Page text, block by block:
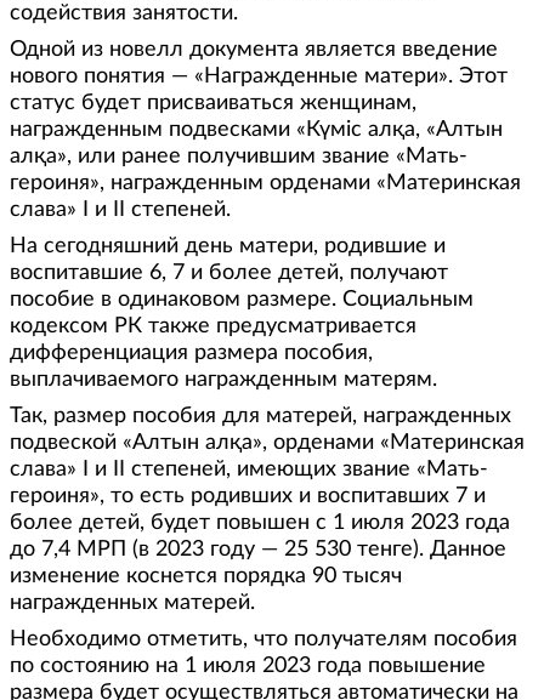
содействия занятости.
Одной из новелл документа является введение
нового понятия — «Награжденные матери». Этот
статус будет присваиваться женщинам,
награжденным подвесками «Күміс алқа, «Алтын
алқа», или ранее получившим звание «Мать-
героиня», награжденным орденами «Материнская
слава» I и II степеней.
На сегодняшний день матери, родившие и
воспитавшие 6, 7 и более детей, получают
пособие в одинаковом размере. Социальным
кодексом РК также предусматривается
дифференциация размера пособия,
выплачиваемого награжденным матерям.
Так, размер пособия для матерей, награжденных
подвеской «Алтын алқа», орденами «Материнская
слава» I и II степеней, имеющих звание «Мать-
героиня», то есть родивших и воспитавших 7 и
более детей, будет повышен с 1 июля 2023 года
до 7,4 МРП (в 2023 году — 25 530 тенге). Данное
изменение коснется порядка 90 тысяч
награжденных матерей.
Необходимо отметить, что получателям пособия
по состоянию на 1 июля 2023 года повышение
размера будет осуществляться автоматически на